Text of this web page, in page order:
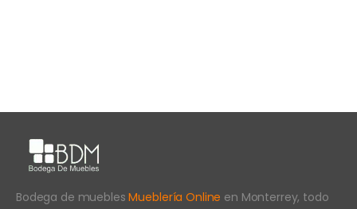
Bodega de mueblesMueblería Online en Monterrey, todo